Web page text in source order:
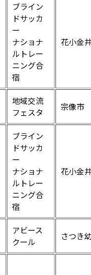
ブライン
ドサッカ
ー
ナショナ
ルトレー
ニング合
宿
花小金
地域交流
フェスタ
宗像市
ブライン
ドサッカ
ー
ナショナ
ルトレー
ニング合
宿
花小金
アビース
クール
さつき